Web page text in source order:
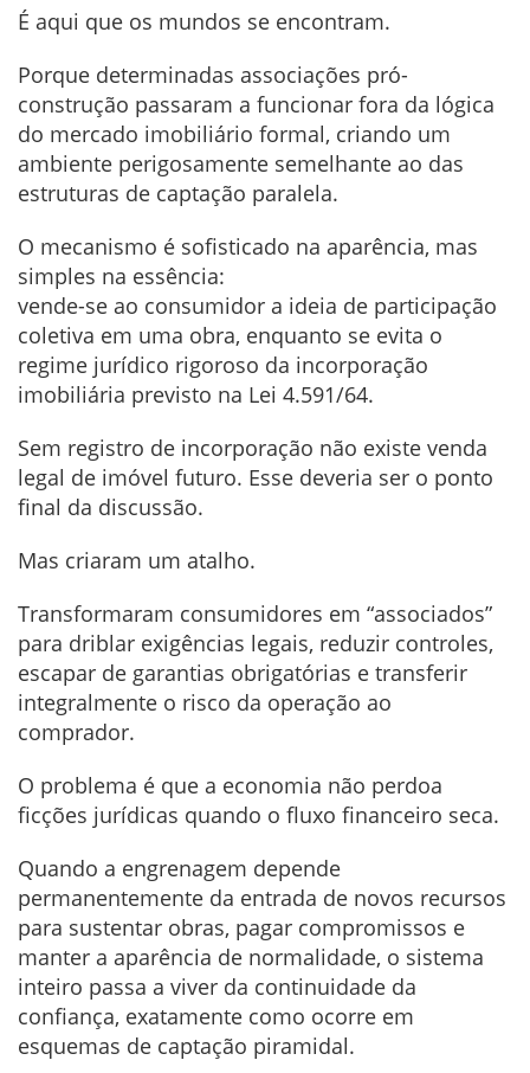
É aqui que os mundos se encontram.
Porque determinadas associações pró-
construção passaram a funcionar fora da lógica
do mercado imobiliário formal, criando um
ambiente perigosamente semelhante ao das
estruturas de captação paralela.
O mecanismo é sofisticado na aparência, mas
simples na essência:
vende-se ao consumidor a ideia de participação
coletiva em uma obra, enquanto se evita o
regime jurídico rigoroso da incorporação
imobiliária previsto na Lei 4.591/64.
Sem registro de incorporação não existe venda
legal de imóvel futuro. Esse deveria ser o ponto
final da discussão.
Mas criaram um atalho.
Transformaram consumidores em “associados”
para driblar exigências legais, reduzir controles,
escapar de garantias obrigatórias e transferir
integralmente o risco da operação ao
comprador.
O problema é que a economia não perdoa
ficções jurídicas quando o fluxo financeiro seca.
Quando a engrenagem depende
permanentemente da entrada de novos recursos
para sustentar obras, pagar compromissos e
manter a aparência de normalidade, o sistema
inteiro passa a viver da continuidade da
confiança, exatamente como ocorre em
esquemas de captação piramidal.